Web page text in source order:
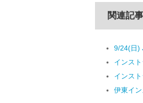
関連記事
9/24(日)
インス
インス
伊東イ